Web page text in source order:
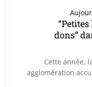
dons”
Cette année,
agglomération